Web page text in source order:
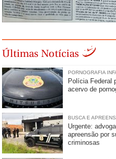
Últimas Notícias
PORNOGRAFIA
Polícia Federal
acervo de
BUSCA E
Urgente:
apreensão por
criminosas